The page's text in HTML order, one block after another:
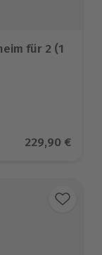
für 2 (1
Aktueller
229,90 €